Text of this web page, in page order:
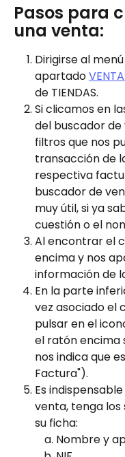
Pasos para
una venta:
Dirigirse al
apartado
de TIENDAS.
Si clicamos en
del buscador
filtros que nos
transacción de
respectiva
buscador de
muy útil, si ya
cuestión o el
Al encontrar el
encima y nos
información de
En la parte
vez asociado el
pulsar en el
el ratón encima
nos indica que
Factura").
Es
venta, tenga los
su ficha:
Nombre y